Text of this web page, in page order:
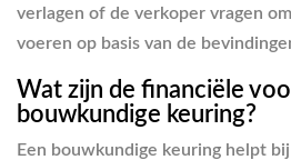
verlagen of de verkoper vragen
voeren op basis van de
Wat zijn de financiële
bouwkundige keuring?
Een bouwkundige keuring helpt